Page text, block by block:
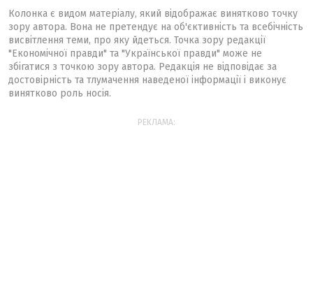
Колонка є видом матеріалу, який відображає винятково точку
зору автора. Вона не претендує на об'єктивність та всебічність
висвітлення теми, про яку йдеться. Точка зору редакції
"Економічної правди" та "Української правди" може не
збігатися з точкою зору автора. Редакція не відповідає за
достовірність та тлумачення наведеної інформації і виконує
винятково роль носія.
РЕКЛАМА: